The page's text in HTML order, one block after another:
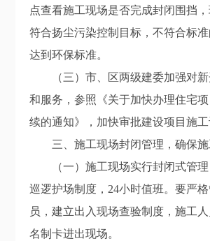
点查看施工现场是否完成封闭围挡
符合扬尘污染控制目标，不符合标
达到环保标准。
（三）市、区两级建委加强对新
和服务，参照《关于加快办理住宅
续的通知》，加快审批建设项目施工
三、施工现场封闭管理，确保施
（一）施工现场实行封闭式管理
巡逻护场制度，24小时值班。要严格
员，建立出入现场查验制度，施工
名制卡进出现场。